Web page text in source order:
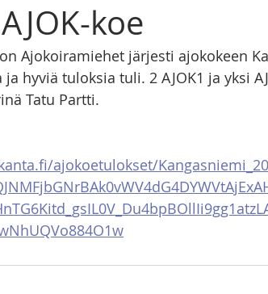
koe
Ajokoiramiehet järjesti ajokokeen
hyviä tuloksia tuli. 2 AJOK1 ja yksi
Tatu Partti.
ajokoetulokset/